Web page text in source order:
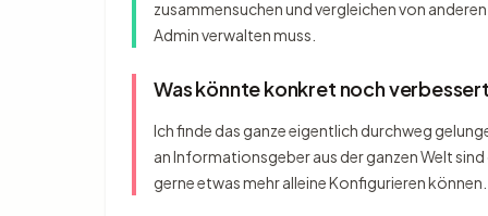
zusammensuchen und vergleichen von
Admin verwalten muss.
Was könnte konkret noch
Ich finde das ganze eigentlich durchweg
an Informationsgeber aus der ganzen Welt
gerne etwas mehr alleine Konfigurieren können.